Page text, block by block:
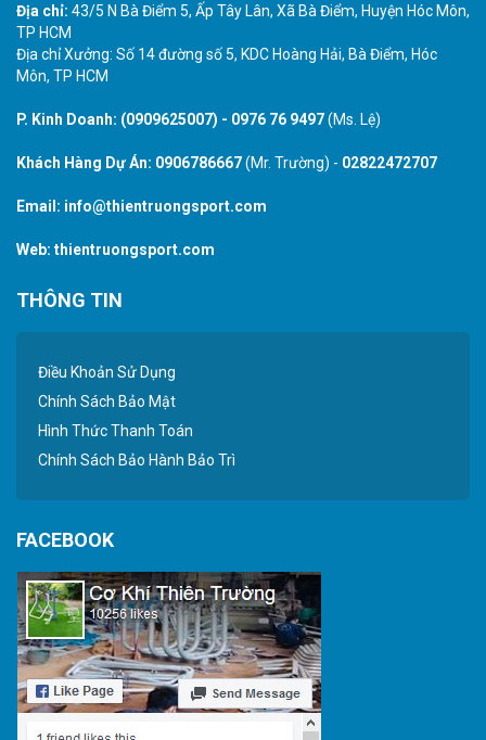
Địa chỉ: 43/5 N Bà Điểm 5, Ấp Tây Lân, Xã Bà Điểm, Huyện Hóc Môn,
TP HCM
Địa chỉ Xưởng: Số 14 đường số 5, KDC Hoàng Hải, Bà Điểm, Hóc
Môn, TP HCM
P. Kinh Doanh: (0909625007) - 0976 76 9497(Ms. Lệ)
Khách Hàng Dự Án: 0906786667(Mr. Trường) - 02822472707
Email: info@thientruongsport.com
Web: thientruongsport.com
THÔNG TIN
Điều Khoản Sử Dụng
Chính Sách Bảo Mật
Hình Thức Thanh Toán
Chính Sách Bảo Hành Bảo Trì
FACEBOOK